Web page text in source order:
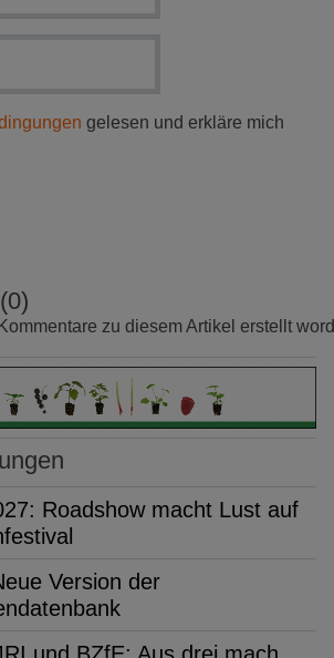
gelesen und erkläre mich
zu diesem Artikel erstellt
Roadshow macht Lust auf
Version der